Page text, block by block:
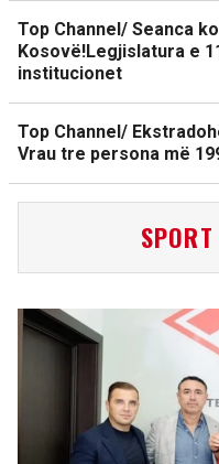
Top Channel/ Seanca
Kosovë!Legjislatura e
institucionet
Top Channel/
Vrau tre persona më